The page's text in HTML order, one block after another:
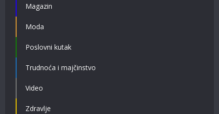
Magazin
Moda
Poslovni kutak
Trudnoća i majčinstvo
Video
Zdravlje